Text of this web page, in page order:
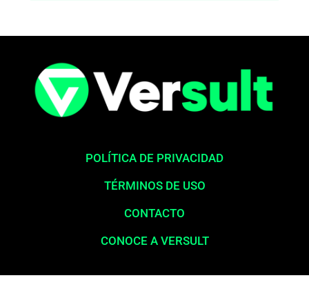
POLÍTICA DE PRIVACIDAD
TÉRMINOS DE USO
CONTACTO
CONOCE A VERSULT